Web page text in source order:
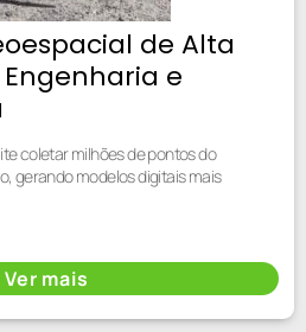
de Alta
e
coletar milhões de pontos do
gerando modelos digitais mais
Ver mais